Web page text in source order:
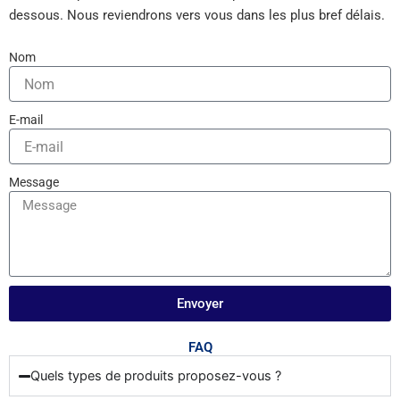
dessous. Nous reviendrons vers vous dans les plus bref délais.
Nom
E-mail
Message
Envoyer
FAQ
Quels types de produits proposez-vous ?